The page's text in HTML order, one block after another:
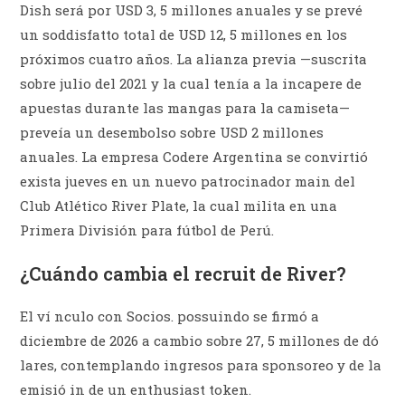
Dish será por USD 3, 5 millones anuales y se prevé
un soddisfatto total de USD 12, 5 millones en los
próximos cuatro años. La alianza previa —suscrita
sobre julio del 2021 y la cual tenía a la incapere de
apuestas durante las mangas para la camiseta—
preveía un desembolso sobre USD 2 millones
anuales. La empresa Codere Argentina se convirtió
exista jueves en un nuevo patrocinador main del
Club Atlético River Plate, la cual milita en una
Primera División para fútbol de Perú.
¿Cuándo cambia el recruit de River?
El ví nculo con Socios. possuindo se firmó a
diciembre de 2026 a cambio sobre 27, 5 millones de dó
lares, contemplando ingresos para sponsoreo y de la
emisió in de un enthusiast token.